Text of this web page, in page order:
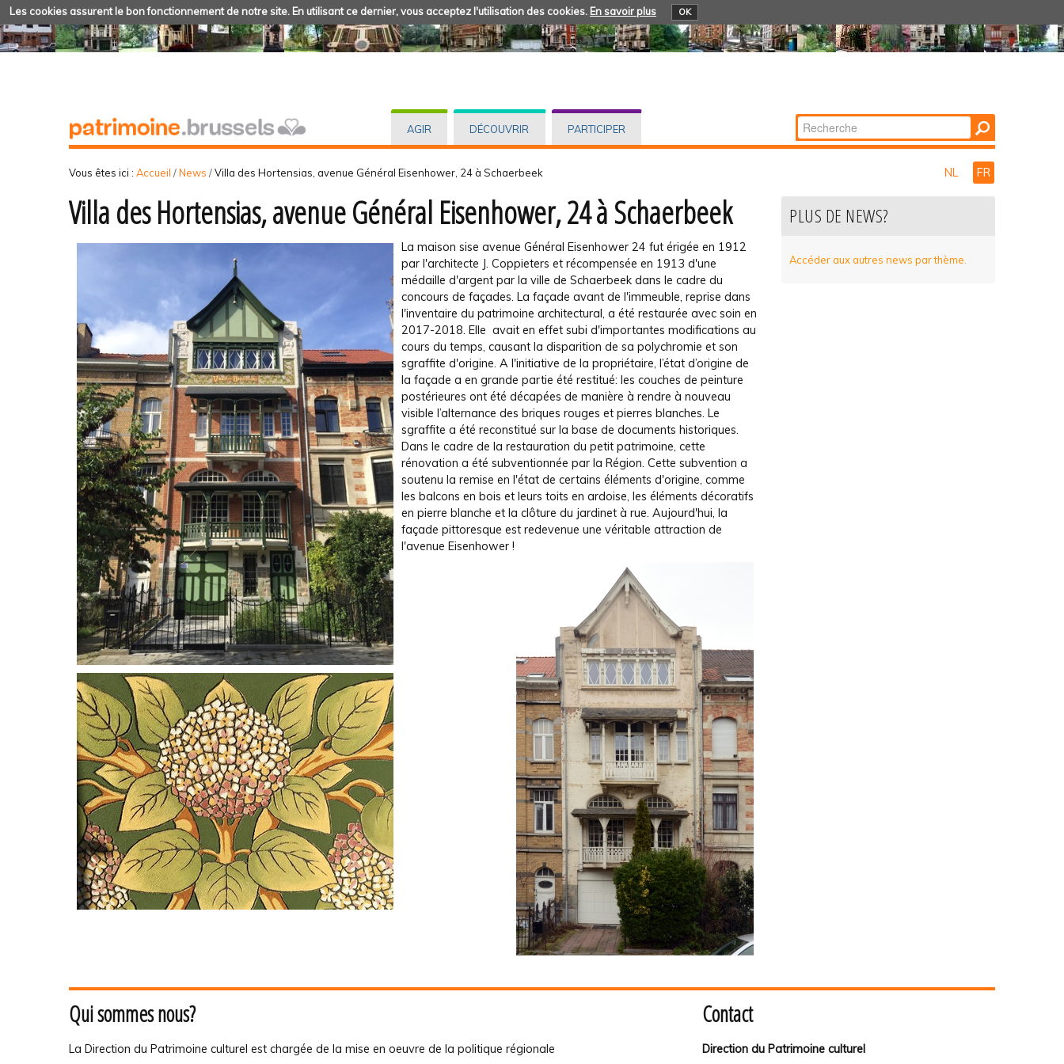
Les cookies assurent le bon fonctionnement de notre site. En utilisant ce dernier, vous acceptez l'utilisation des cookies. En savoir plus OK
AGIR DÉCOUVRIR PARTICIPER Chercher par
Recherche
Vous êtes ici : Accueil /News /Villa des Hortensias, avenue Général Eisenhower, 24 à Schaerbeek NL FR
Villa des Hortensias, avenue Général Eisenhower, 24 à Schaerbeek
La maison sise avenue Général Eisenhower 24 fut érigée en 1912
par l'architecte J. Coppieters et récompensée en 1913 d'une
médaille d'argent par la ville de Schaerbeek dans le cadre du
concours de façades. La façade avant de l'immeuble, reprise dans
l'inventaire du patrimoine architectural, a été restaurée avec soin en
2017-2018. Elle avait en effet subi d'importantes modifications au
cours du temps, causant la disparition de sa polychromie et son
sgraffite d'origine. A l'initiative de la propriétaire, l’état d’origine de
la façade a en grande partie été restitué: les couches de peinture
postérieures ont été décapées de manière à rendre à nouveau
visible l’alternance des briques rouges et pierres blanches. Le
sgraffite a été reconstitué sur la base de documents historiques.
Dans le cadre de la restauration du petit patrimoine, cette
rénovation a été subventionnée par la Région. Cette subvention a
soutenu la remise en l'état de certains éléments d'origine, comme
les balcons en bois et leurs toits en ardoise, les éléments décoratifs
en pierre blanche et la clôture du jardinet à rue. Aujourd'hui, la
façade pittoresque est redevenue une véritable attraction de
l'avenue Eisenhower !
PLUS DE NEWS?
Accéder aux autres news par thème.
Qui sommes nous?
La Direction du Patrimoine culturel est chargée de la mise en oeuvre de la politique régionale
Contact
Direction du Patrimoine culturel